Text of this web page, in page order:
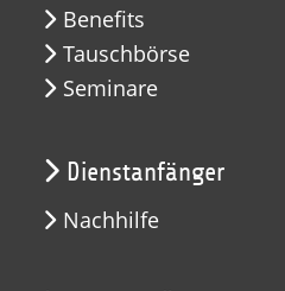
Benefits
Tauschbörse
Seminare
Dienstanfänger
Nachhilfe